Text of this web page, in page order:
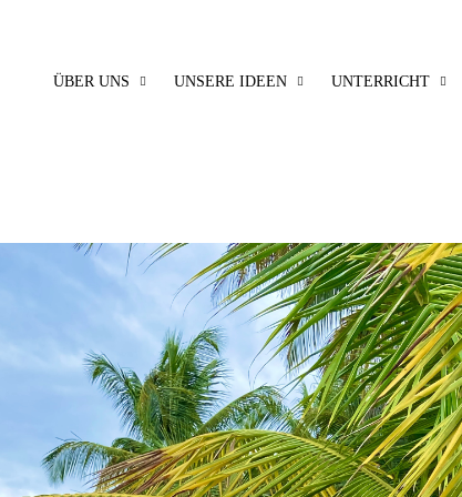
ÜBER UNS UNSERE IDEEN UNTERRICHT